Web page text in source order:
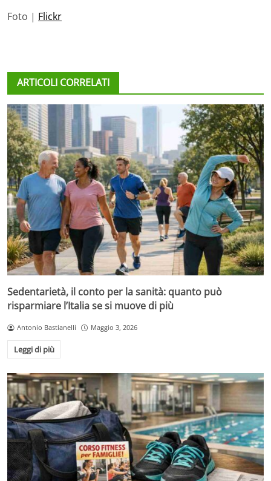
Foto | Flickr
ARTICOLI CORRELATI
Sedentarietà, il conto per la sanità: quanto può
risparmiare l’Italia se si muove di più
Antonio Bastianelli Maggio 3, 2026
Leggi di più